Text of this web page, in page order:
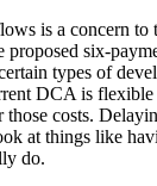
is a concern to
proposed six-
types of
DCA is flexible
costs.
at things like
do.